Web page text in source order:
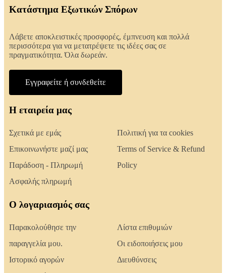
Κατάστημα Εξωτικών Σπόρων
Λάβετε αποκλειστικές προσφορές, έμπνευση και πολλά
περισσότερα για να μετατρέψετε τις ιδέες σας σε
πραγματικότητα. Όλα δωρεάν.
Εγγραφείτε ή συνδεθείτε
Η εταιρεία μας
Σχετικά με εμάς
Επικοινωνήστε μαζί μας
Παράδοση - Πληρωμή
Ασφαλής πληρωμή
Πολιτική για τα cookies
Terms of Service & Refund
Policy
Ο λογαριασμός σας
Παρακολούθησε την
παραγγελία μου.
Ιστορικό αγορών
Λίστα επιθυμιών
Οι ειδοποιήσεις μου
Διευθύνσεις